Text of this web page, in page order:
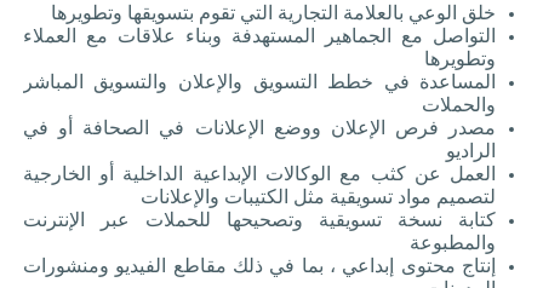
خلق الوعي بالعلامة التجارية التي تقوم بتسويقها وتطويرها
التواصل مع الجماهير المستهدفة وبناء علاقات مع العملاء
وتطويرها
المساعدة في خطط التسويق والإعلان والتسويق المباشر
والحملات
مصدر فرص الإعلان ووضع الإعلانات في الصحافة أو في
الراديو
العمل عن كثب مع الوكالات الإبداعية الداخلية أو الخارجية
لتصميم مواد تسويقية مثل الكتيبات والإعلانات
كتابة نسخة تسويقية وتصحيحها للحملات عبر الإنترنت
والمطبوعة
إنتاج محتوى إبداعي ، بما في ذلك مقاطع الفيديو ومنشورات